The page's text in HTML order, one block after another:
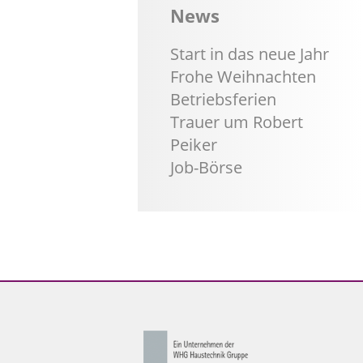
News
Start in das neue Jahr
Frohe Weihnachten
Betriebsferien
Trauer um Robert
Peiker
Job-Börse